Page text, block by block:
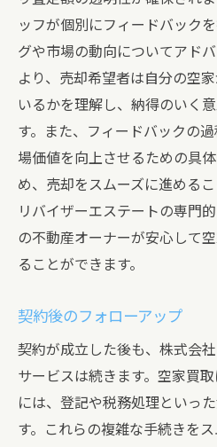
ッフが個別にフィードバック
グや市場の動向についてアド
より、売却希望者は自分の空
いるかを理解し、納得のいく
す。また、フィードバックの
場価値を向上させるための具
め、売却をスムーズに進める
リバイザーエステートの専門
の不動産オーナーが安心して
ることができます。
契約後のフォローアップ
契約が成立した後も、株式会
サービスは続きます。空家買
には、登記や税務処理といっ
す。これらの複雑な手続きを